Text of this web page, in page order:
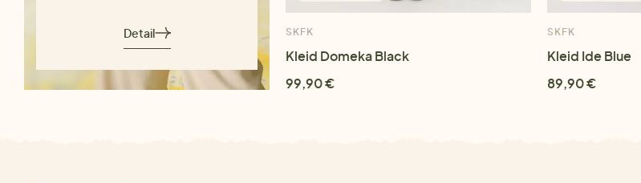
Detail SKFK
Kleid Domeka Black
99,90 €
SKFK
Kleid Ide Blue
89,90 €